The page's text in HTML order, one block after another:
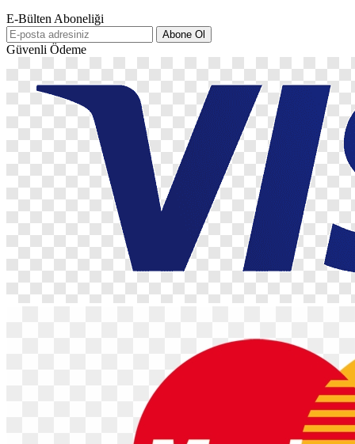
E-Bülten Aboneliği
Abone Ol
Güvenli Ödeme